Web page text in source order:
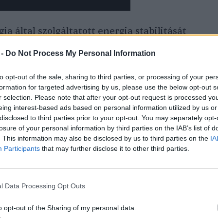
Do Not Process My Personal Information
opt-out of the sale, sharing to third parties, or processing of your
for targeted advertising by us, please use the below opt-out
selection. Please note that after your opt-out request is processed
interest-based ads based on personal information utilized by us
to third parties prior to your opt-out. You may separately
of your personal information by third parties on the IAB’s list of
This information may also be disclosed by us to third parties on the
Participants that may further disclose it to other third parties.
Data Processing Opt Outs
opt-out of the Sharing of my personal data.
által szolgáltatott energia stabilitását
kiegészíti a megújuló
döntése, hogy 2022-ig
politikai értelemben ugyan legitim,
igazolható.
Kft. ügyvezetője a portfolio.hu-
és a megújulók
mondta:
adódóan alaperőmű, melynek a